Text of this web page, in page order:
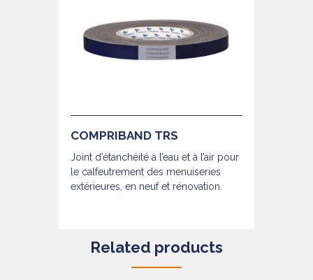
COMPRIBAND TRS
Joint d’étanchéité à l’eau et à l’air pour
le calfeutrement des menuiseries
extérieures, en neuf et rénovation.
Related products